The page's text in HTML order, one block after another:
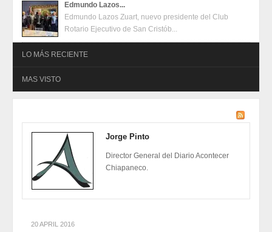
Edmundo Lazos...
Edmundo Lazos Zuart, nuevo presidente del Club
Rotario Ejecutivo de San Cristób...
LO MÁS RECIENTE
2026-08-04
Juventudes de San Cristóbal construyen propuestas para un
festival con enfoque en salud mental, inclusión y talento
2026-07-31
Eduardo Ramírez impulsa infraestructura educativa y programas
para el bienestar de Huixtla y Frontera Hidalgo
MAS VISTO
Juventudes de San Cristóbal construyen propuestas para un
festival con enfoque en salud mental, inclusión y talento
para el bienestar de Huixtla y Frontera Hidalgo
Jorge Pinto
Director General del Diario Acontecer
Chiapaneco.
20 APRIL 2016